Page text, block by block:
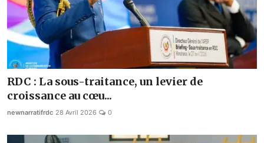
RDC : La sous-traitance, un levier de
croissance au cœu...
newnarratifrdc 28 Avril 2026 0